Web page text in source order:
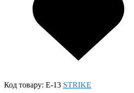
Код товару: E-13 STRIKE